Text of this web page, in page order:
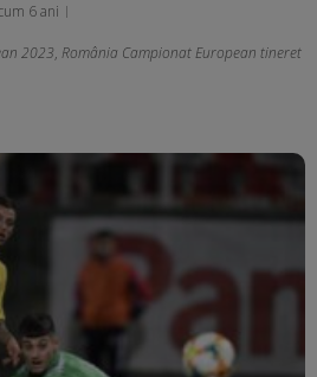
6 ani
2023, România Campionat European tineret